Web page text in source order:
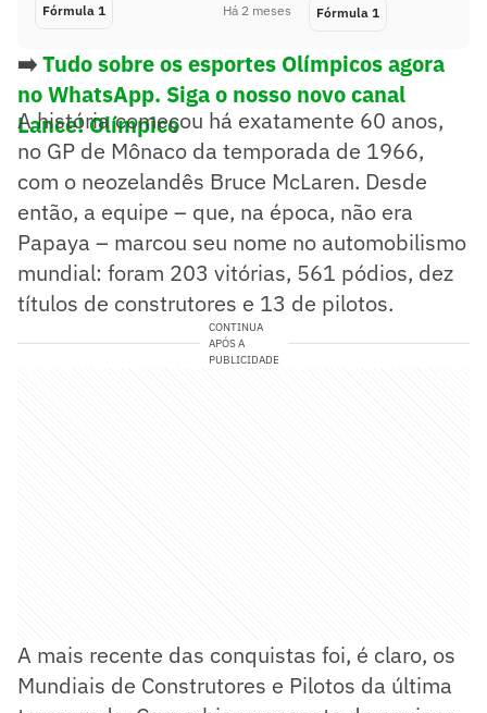
Fórmula 1 Há 2 meses Fórmula 1
➡️Tudo sobre os esportes Olímpicos agora
no WhatsApp. Siga o nosso novo canal
Lance! Olímpico
A história começou há exatamente 60 anos,
no GP de Mônaco da temporada de 1966,
com o neozelandês Bruce McLaren. Desde
então, a equipe – que, na época, não era
Papaya – marcou seu nome no automobilismo
mundial: foram 203 vitórias, 561 pódios, dez
títulos de construtores e 13 de pilotos.
CONTINUA
APÓS A
PUBLICIDADE
A mais recente das conquistas foi, é claro, os
Mundiais de Construtores e Pilotos da última